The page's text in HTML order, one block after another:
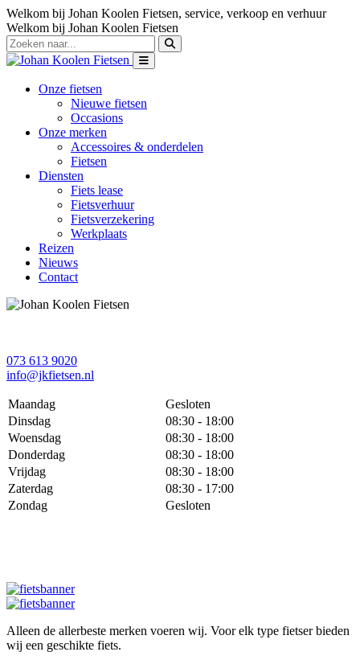
Welkom bij Johan Koolen Fietsen, service, verkoop en verhuur
Welkom bij Johan Koolen Fietsen
Onze fietsen
Nieuwe fietsen
Occasions
Onze merken
Accessoires & onderdelen
Fietsen
Diensten
Fiets lease
Fietsverhuur
Fietsverzekering
Werkplaats
Reizen
Nieuws
Contact
073 613 9020
info@jkfietsen.nl
Maandag
Gesloten
Dinsdag
08:30 - 18:00
Woensdag
08:30 - 18:00
Donderdag
08:30 - 18:00
Vrijdag
08:30 - 18:00
Zaterdag
08:30 - 17:00
Zondag
Gesloten
Alleen de allerbeste merken voeren wij. Voor elk type fietser bieden
wij een geschikte fiets.